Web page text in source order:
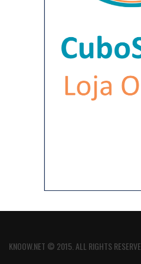
KNOOW.NET © 2015. ALL RIGHTS